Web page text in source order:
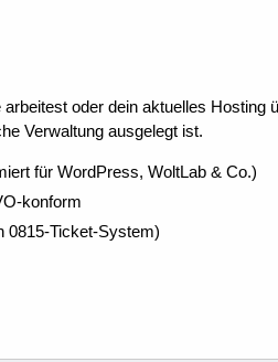
oder dein aktuelles
Verwaltung ausgelegt ist.
für WordPress, WoltLab & Co.)
konform
0815-Ticket-System)